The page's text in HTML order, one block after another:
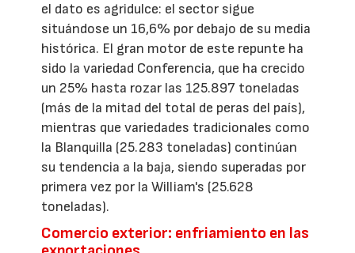
el dato es agridulce: el sector sigue
situándose un 16,6% por debajo de su media
histórica. El gran motor de este repunte ha
sido la variedad Conferencia, que ha crecido
un 25% hasta rozar las 125.897 toneladas
(más de la mitad del total de peras del país),
mientras que variedades tradicionales como
la Blanquilla (25.283 toneladas) continúan
su tendencia a la baja, siendo superadas por
primera vez por la William's (25.628
toneladas).
Comercio exterior: enfriamiento en las